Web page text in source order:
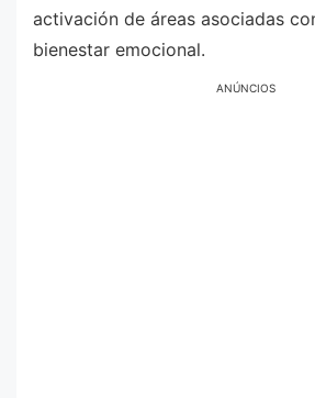
activación de áreas asociadas
bienestar emocional.
ANÚNCIOS